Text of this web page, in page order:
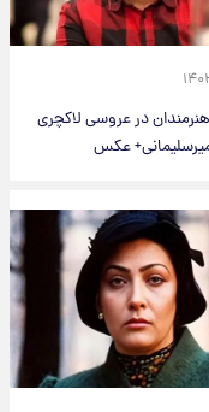
۲۲
در عروسی لاکچری
عکس